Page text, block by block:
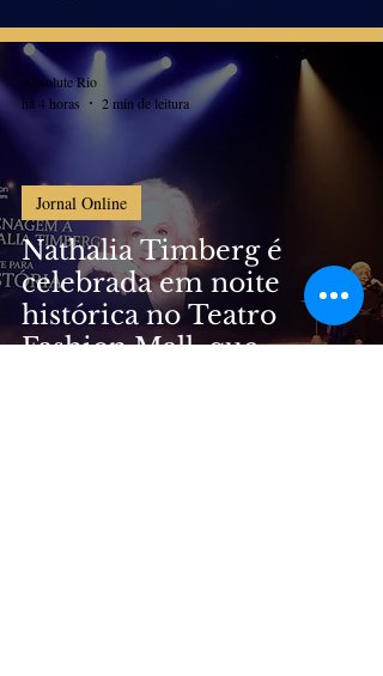
Nathalia Timberg é
celebrada em noite
histórica no Teatro
Fashion Mall, que
Jornal Online
Absolute Rio
há 4 horas
2 min de leitura